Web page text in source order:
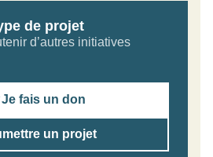
de projet
d’autres initiatives
Je fais un don
un projet